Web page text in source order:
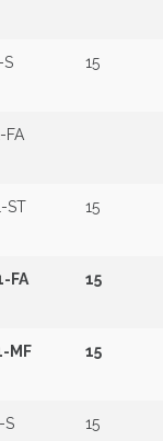
S 15
FA
ST 15
FA 15
MF 15
S 15